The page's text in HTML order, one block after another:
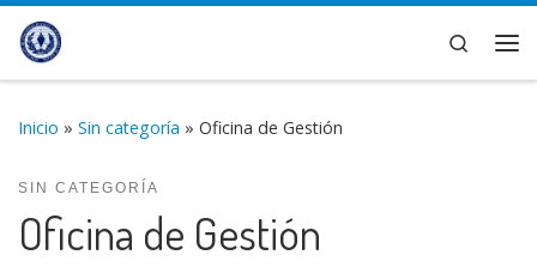
Saltar al contenido
Search
Inicio » Sin categoría » Oficina de Gestión
SIN CATEGORÍA
Oficina de Gestión